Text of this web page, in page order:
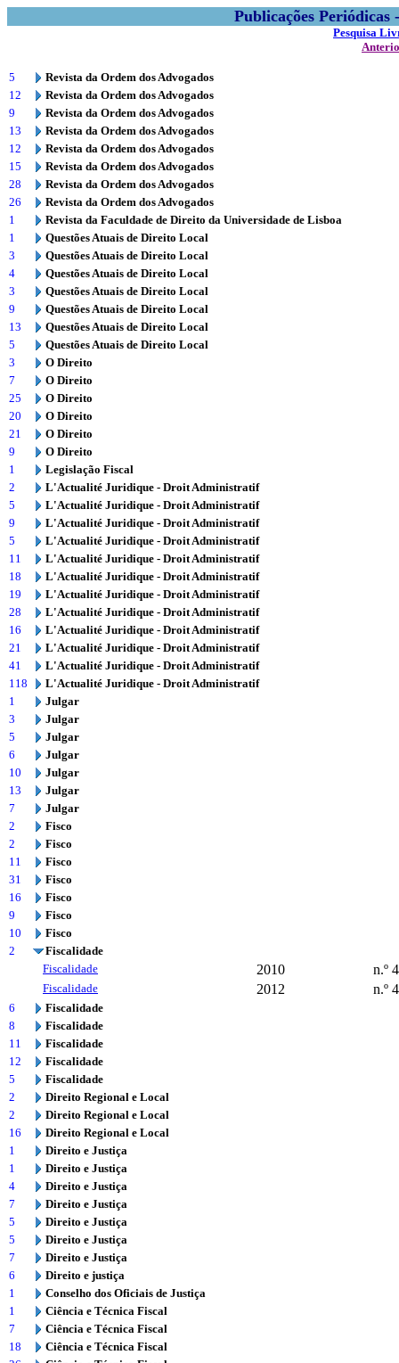
Publicações
Pesquisa
5
Revista da Ordem dos Advogados
12
Revista da Ordem dos Advogados
9
Revista da Ordem dos Advogados
13
Revista da Ordem dos Advogados
12
Revista da Ordem dos Advogados
15
Revista da Ordem dos Advogados
28
Revista da Ordem dos Advogados
26
Revista da Ordem dos Advogados
1
Revista da Faculdade de Direito da Universidade de Lisboa
1
Questões Atuais de Direito Local
3
Questões Atuais de Direito Local
4
Questões Atuais de Direito Local
3
Questões Atuais de Direito Local
9
Questões Atuais de Direito Local
13
Questões Atuais de Direito Local
5
Questões Atuais de Direito Local
3
O Direito
7
O Direito
25
O Direito
20
O Direito
21
O Direito
9
O Direito
1
Legislação Fiscal
2
L'Actualité Juridique - Droit Administratif
5
L'Actualité Juridique - Droit Administratif
9
L'Actualité Juridique - Droit Administratif
5
L'Actualité Juridique - Droit Administratif
11
L'Actualité Juridique - Droit Administratif
18
L'Actualité Juridique - Droit Administratif
19
L'Actualité Juridique - Droit Administratif
28
L'Actualité Juridique - Droit Administratif
16
L'Actualité Juridique - Droit Administratif
21
L'Actualité Juridique - Droit Administratif
41
L'Actualité Juridique - Droit Administratif
118
L'Actualité Juridique - Droit Administratif
1
Julgar
3
Julgar
5
Julgar
6
Julgar
10
Julgar
13
Julgar
7
Julgar
2
Fisco
2
Fisco
11
Fisco
31
Fisco
16
Fisco
9
Fisco
10
Fisco
2
Fiscalidade
Fiscalidade
2010 n.º
Fiscalidade 2012 n.º
6
Fiscalidade
8
Fiscalidade
11
Fiscalidade
12
Fiscalidade
5
Fiscalidade
2
Direito Regional e Local
2
Direito Regional e Local
16
Direito Regional e Local
1
Direito e Justiça
1
Direito e Justiça
4
Direito e Justiça
7
Direito e Justiça
5
Direito e Justiça
5
Direito e Justiça
7
Direito e Justiça
6
Direito e justiça
1
Conselho dos Oficiais de Justiça
1
Ciência e Técnica Fiscal
7
Ciência e Técnica Fiscal
18
Ciência e Técnica Fiscal